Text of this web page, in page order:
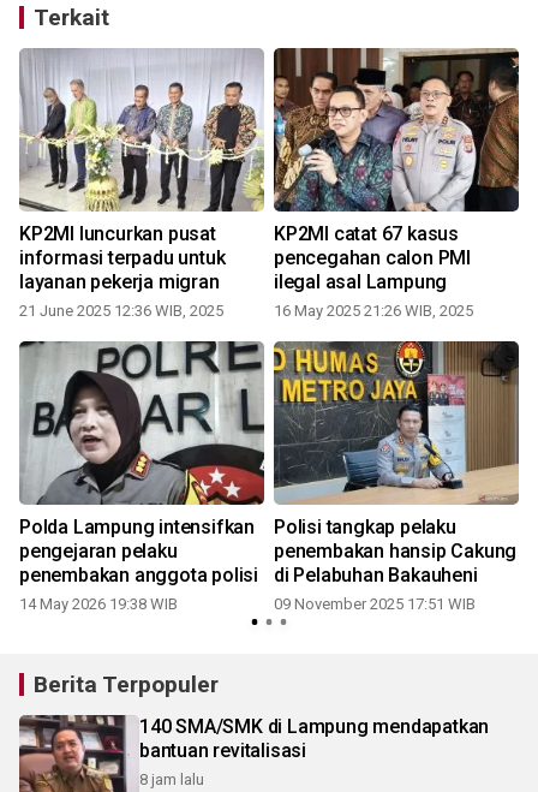
Terkait
KP2MI luncurkan pusat
informasi terpadu untuk
layanan pekerja migran
21 June 2025 12:36 WIB, 2025
KP2MI catat 67 kasus
pencegahan calon PMI
ilegal asal Lampung
16 May 2025 21:26 WIB, 2025
Polda Lampung intensifkan
pengejaran pelaku
penembakan anggota polisi
14 May 2026 19:38 WIB
Polisi tangkap pelaku
penembakan hansip Cakung
di Pelabuhan Bakauheni
09 November 2025 17:51 WIB
Berita Terpopuler
140 SMA/SMK di Lampung mendapatkan
bantuan revitalisasi
8 jam lalu